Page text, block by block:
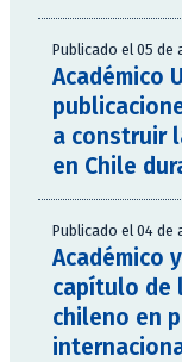
Publicado el 05 de
Académico
a construir
en Chile
Publicado el 04 de
Académico
capítulo de
chileno en